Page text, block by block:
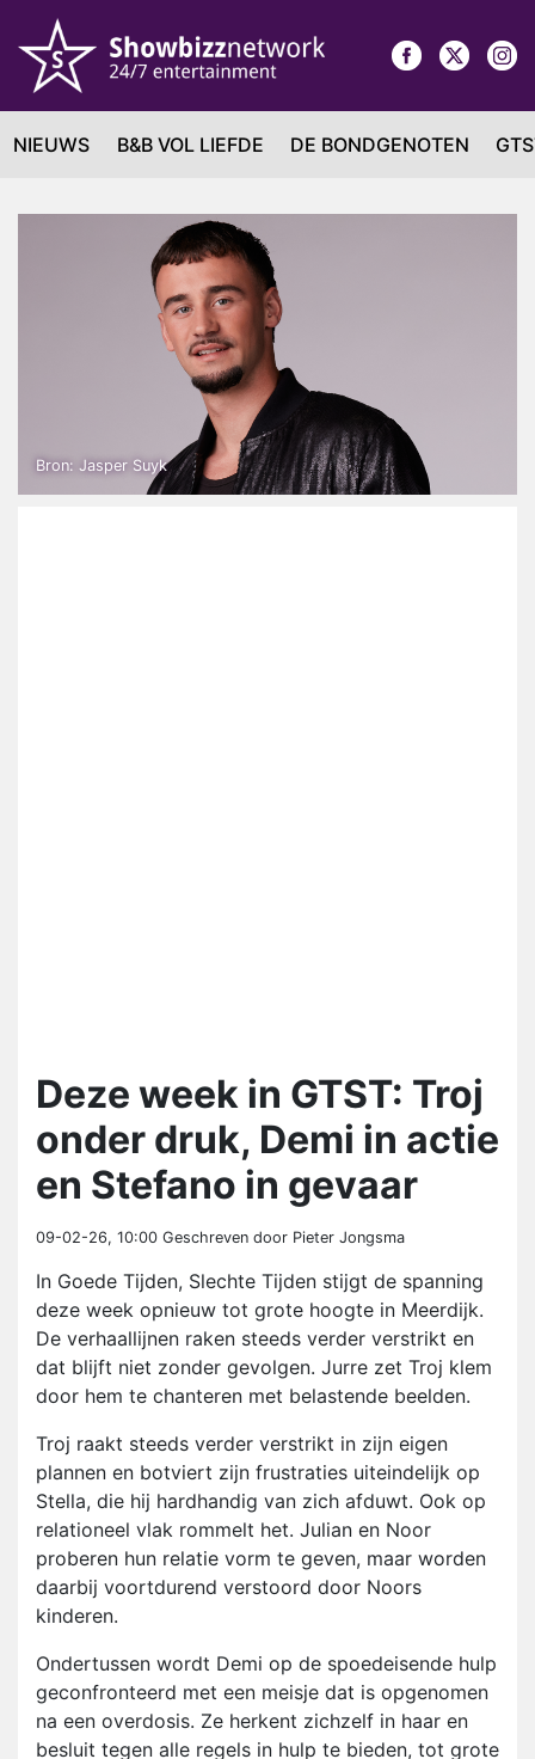
NIEUWS B&B VOL LIEFDE DE BONDGENOTEN
Bron: Jasper Suyk
Deze week in GTST: Troj
onder druk, Demi in actie
en Stefano in gevaar
09-02-26, 10:00 Geschreven door Pieter Jongsma
In Goede Tijden, Slechte Tijden stijgt de spanning
deze week opnieuw tot grote hoogte in Meerdijk.
De verhaallijnen raken steeds verder verstrikt en
dat blijft niet zonder gevolgen. Jurre zet Troj klem
door hem te chanteren met belastende beelden.
Troj raakt steeds verder verstrikt in zijn eigen
plannen en botviert zijn frustraties uiteindelijk op
Stella, die hij hardhandig van zich afduwt. Ook op
relationeel vlak rommelt het. Julian en Noor
proberen hun relatie vorm te geven, maar worden
daarbij voortdurend verstoord door Noors
kinderen.
Ondertussen wordt Demi op de spoedeisende hulp
geconfronteerd met een meisje dat is opgenomen
na een overdosis. Ze herkent zichzelf in haar en
besluit tegen alle regels in hulp te bieden, tot grote